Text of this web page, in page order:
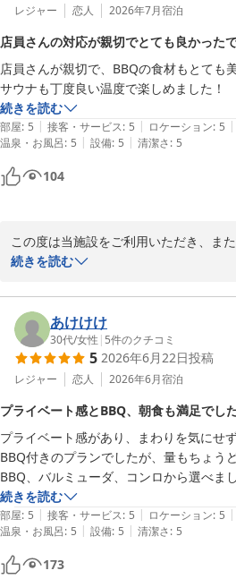
きをお過ごしいただけたご様子を嬉しく
さらに、「次は家族と計画を立ててい
き、大変光栄に存じます。次回はぜひ
た非日常のひとときやBBQ、お部屋で
しみいただけましたら幸いです。
今後も何度お越しいただいてもご満足
改めまして、この度のご利用とご投稿
またご家族皆様にお会いできます日を
ＧＬＡＭＰＩＮＧ ＫＡＳＨＩＭＡ ７
2026-07-09
レジャー 恋人 2026年7月宿泊
店員さんの対応が親切でとても良かった
店員さんが親切で、BBQの食材もとても
サウナも丁度良い温度で楽しめました！
続きを読む
部屋: 5 | 接客・サービス: 5 | ロケーション: 5 |
温泉・お風呂: 5 | 設備: 5 | 清潔さ: 5
104
この度は当施設をご利用いただき、ま
だき誠にありがとうございます。
スタッフの対応につきまして、「親切
葉を頂戴し、スタッフ一同大変嬉しく
気持ちよくお過ごしいただけたことが
みでございます。
し上がりいただけたとのこと、大変光栄
さらに、サウナも快適な温度でお楽し
たりとした癒しの時間をお過ごしいた
おります。
今後もお食事やサウナ、そしてスタッ
様に心地よいひとときをお届けできる
続きを読む
あけけけ
30代/女性 | 5件のクチコミ
5 2026年6月22日投稿
レジャー 恋人 2026年6月宿泊
プライベート感とBBQ、朝食も満足でし
プライベート感があり、まわりを気にせ
BBQ付きのプランでしたが、量もちょう
BBQ、バルミューダ、コンロから選べまし
朝食も美味しかったです。
続きを読む
部屋: 5 | 接客・サービス: 5 | ロケーション: 5 |
温泉・お風呂: 5 | 設備: 5 | 清潔さ: 5
173